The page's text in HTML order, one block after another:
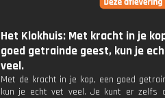
Het Klokhuis: Met kracht in je
goed getrainde geest, kun je
veel.
Met de kracht in je kop, een goed
kun je echt vet veel. Je kunt er zelfs